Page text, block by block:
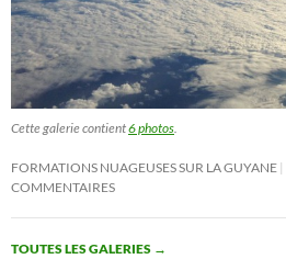
Cette galerie contient6 photos.
FORMATIONS NUAGEUSES SUR LA GUYANE
COMMENTAIRES
TOUTES LES GALERIES →